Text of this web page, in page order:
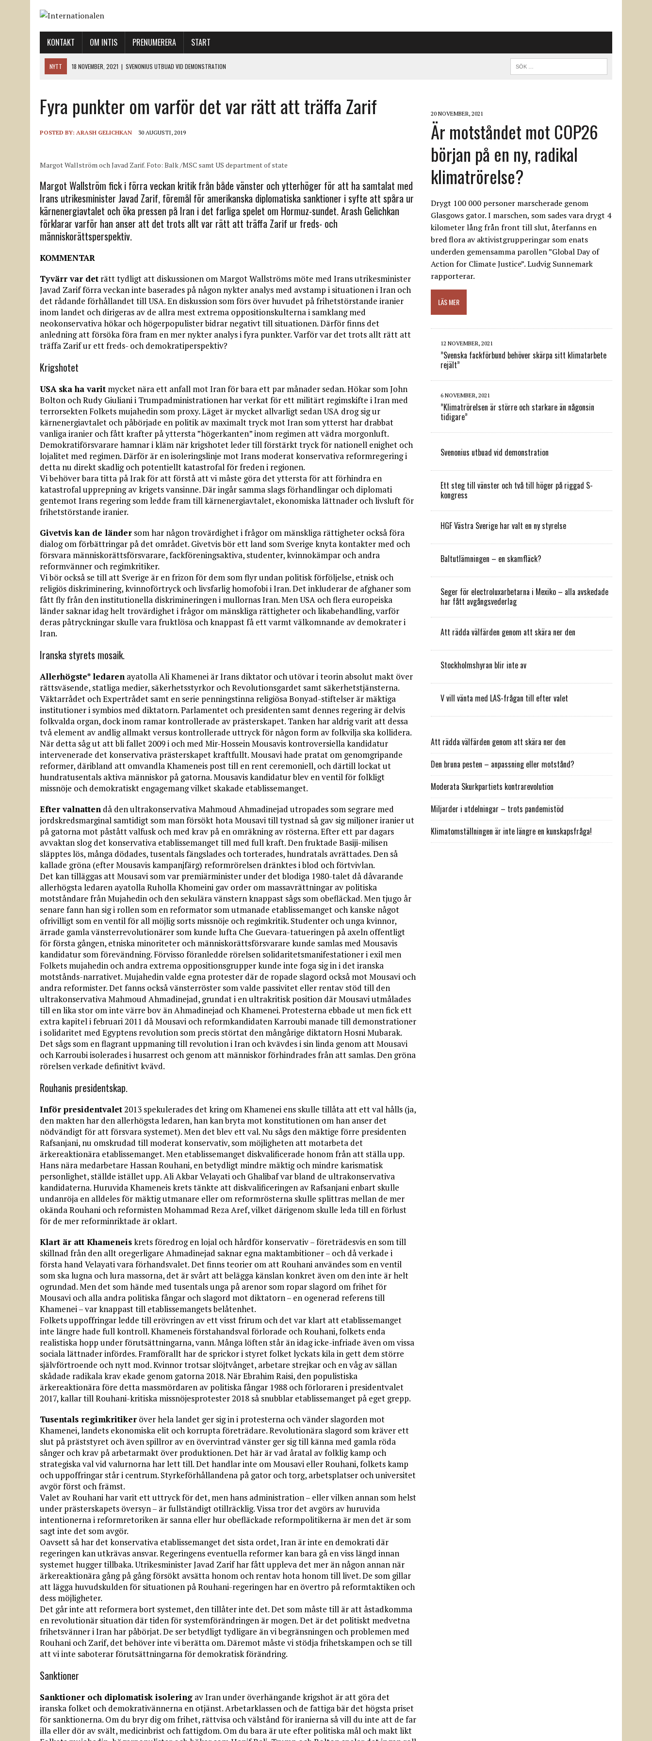
KONTAKT OM INTIS PRENUMERERA START
NYTT 18 NOVEMBER, 2021 | SVENONIUS UTBUAD VID DEMONSTRATION
|
ETT STEG TILL VÄNSTER OCH TVÅ TILL HÖGER PÅ RIGGAD S-KONGRESS
12 NOVEMBER, 2021 | NÄR DE DÖDA TAR SIG RÖST
12 NOVEMBER, 2021 | ”SVENSKA FACKFÖRBUND BEHÖVER SKÄRPA SITT KLIMATARBETE REJÄLT”
Fyra punkter om varför det var rätt att träffa Zarif
POSTED BY: ARASH GELICHKAN 30 AUGUSTI, 2019
Margot Wallström och Javad Zarif. Foto: Balk /MSC samt US department of state
Margot Wallström fick i förra veckan kritik från både vänster och ytterhöger för att ha samtalat med
Irans utrikesminister Javad Zarif, föremål för amerikanska diplomatiska sanktioner i syfte att spåra ur
kärnenergiavtalet och öka pressen på Iran i det farliga spelet om Hormuz-sundet. Arash Gelichkan
förklarar varför han anser att det trots allt var rätt att träffa Zarif ur freds- och
människorättsperspektiv.
KOMMENTAR
Tyvärr var det rätt tydligt att diskussionen om Margot Wallströms möte med Irans utrikesminister
Javad Zarif förra veckan inte baserades på någon nykter analys med avstamp i situationen i Iran och
det rådande förhållandet till USA. En diskussion som förs över huvudet på frihetstörstande iranier
inom landet och dirigeras av de allra mest extrema oppositionskulterna i samklang med
neokonservativa hökar och högerpopulister bidrar negativt till situationen. Därför finns det
anledning att försöka föra fram en mer nykter analys i fyra punkter. Varför var det trots allt rätt att
träffa Zarif ur ett freds- och demokratiperspektiv?
Krigshotet
USA ska ha varit mycket nära ett anfall mot Iran för bara ett par månader sedan. Hökar som John
Bolton och Rudy Giuliani i Trumpadministrationen har verkat för ett militärt regimskifte i Iran med
terrorsekten Folkets mujahedin som proxy. Läget är mycket allvarligt sedan USA drog sig ur
kärnenergiavtalet och påbörjade en politik av maximalt tryck mot Iran som ytterst har drabbat
vanliga iranier och fått krafter på yttersta ”högerkanten” inom regimen att vädra morgonluft.
Demokratiförsvarare hamnar i kläm när krigshotet leder till förstärkt tryck för nationell enighet och
lojalitet med regimen. Därför är en isoleringslinje mot Irans moderat konservativa reformregering i
detta nu direkt skadlig och potentiellt katastrofal för freden i regionen.
Vi behöver bara titta på Irak för att förstå att vi måste göra det yttersta för att förhindra en
katastrofal upprepning av krigets vansinne. Där ingår samma slags förhandlingar och diplomati
gentemot Irans regering som ledde fram till kärnenergiavtalet, ekonomiska lättnader och livsluft för
frihetstörstande iranier.
Givetvis kan de länder som har någon trovärdighet i frågor om mänskliga rättigheter också föra
dialog om förbättringar på det området. Givetvis bör ett land som Sverige knyta kontakter med och
försvara människorättsförsvarare, fackföreningsaktiva, studenter, kvinnokämpar och andra
reformvänner och regimkritiker.
Vi bör också se till att Sverige är en frizon för dem som flyr undan politisk förföljelse, etnisk och
religiös diskriminering, kvinnoförtryck och livsfarlig homofobi i Iran. Det inkluderar de afghaner som
fått fly från den institutionella diskrimineringen i mullornas Iran. Men USA och flera europeiska
länder saknar idag helt trovärdighet i frågor om mänskliga rättigheter och likabehandling, varför
deras påtryckningar skulle vara fruktlösa och knappast få ett varmt välkomnande av demokrater i
Iran.
Iranska styrets mosaik.
Allerhögste* ledaren ayatolla Ali Khamenei är Irans diktator och utövar i teorin absolut makt över
rättsväsende, statliga medier, säkerhetsstyrkor och Revolutionsgardet samt säkerhetstjänsterna.
Väktarrådet och Expertrådet samt en serie penningstinna religiösa Bonyad-stiftelser är mäktiga
institutioner i symbios med diktatorn. Parlamentet och presidenten samt dennes regering är delvis
folkvalda organ, dock inom ramar kontrollerade av prästerskapet. Tanken har aldrig varit att dessa
två element av andlig allmakt versus kontrollerade uttryck för någon form av folkvilja ska kollidera.
När detta såg ut att bli fallet 2009 i och med Mir-Hossein Mousavis kontroversiella kandidatur
intervenerade det konservativa prästerskapet kraftfullt. Mousavi hade pratat om genomgripande
reformer, däribland att omvandla Khameneis post till en rent ceremoniell, och därtill lockat ut
hundratusentals aktiva människor på gatorna. Mousavis kandidatur blev en ventil för folkligt
missnöje och demokratiskt engagemang vilket skakade etablissemanget.
Efter valnatten då den ultrakonservativa Mahmoud Ahmadinejad utropades som segrare med
jordskredsmarginal samtidigt som man försökt hota Mousavi till tystnad så gav sig miljoner iranier ut
på gatorna mot påstått valfusk och med krav på en omräkning av rösterna. Efter ett par dagars
avvaktan slog det konservativa etablissemanget till med full kraft. Den fruktade Basiji-milisen
släpptes lös, många dödades, tusentals fängslades och torterades, hundratals avrättades. Den så
kallade gröna (efter Mousavis kampanjfärg) reformrörelsen dränktes i blod och förtvivlan.
Det kan tilläggas att Mousavi som var premiärminister under det blodiga 1980-talet då dåvarande
allerhögsta ledaren ayatolla Ruholla Khomeini gav order om massavrättningar av politiska
motståndare från Mujahedin och den sekulära vänstern knappast sågs som obefläckad. Men tjugo år
senare fann han sig i rollen som en reformator som utmanade etablissemanget och kanske något
ofrivilligt som en ventil för all möjlig sorts missnöje och regimkritik. Studenter och unga kvinnor,
ärrade gamla vänsterrevolutionärer som kunde lufta Che Guevara-tatueringen på axeln offentligt
för första gången, etniska minoriteter och människorättsförsvarare kunde samlas med Mousavis
kandidatur som förevändning. Förvisso föranledde rörelsen solidaritetsmanifestationer i exil men
Folkets mujahedin och andra extrema oppositionsgrupper kunde inte foga sig in i det iranska
motstånds-narrativet. Mujahedin valde egna protester där de ropade slagord också mot Mousavi och
andra reformister. Det fanns också vänsterröster som valde passivitet eller rentav stöd till den
ultrakonservativa Mahmoud Ahmadinejad, grundat i en ultrakritisk position där Mousavi utmålades
till en lika stor om inte värre bov än Ahmadinejad och Khamenei. Protesterna ebbade ut men fick ett
extra kapitel i februari 2011 då Mousavi och reformkandidaten Karroubi manade till demonstrationer
i solidaritet med Egyptens revolution som precis störtat den mångårige diktatorn Hosni Mubarak.
Det sågs som en flagrant uppmaning till revolution i Iran och kvävdes i sin linda genom att Mousavi
och Karroubi isolerades i husarrest och genom att människor förhindrades från att samlas. Den gröna
rörelsen verkade definitivt kvävd.
Rouhanis presidentskap.
Inför presidentvalet2013 spekulerades det kring om Khamenei ens skulle tillåta att ett val hålls (ja,
den makten har den allerhögsta ledaren, han kan bryta mot konstitutionen om han anser det
nödvändigt för att försvara systemet). Men det blev ett val. Nu sågs den mäktige förre presidenten
Rafsanjani, nu omskrudad till moderat konservativ, som möjligheten att motarbeta det
ärkereaktionära etablissemanget. Men etablissemanget diskvalificerade honom från att ställa upp.
Hans nära medarbetare Hassan Rouhani, en betydligt mindre mäktig och mindre karismatisk
personlighet, ställde istället upp. Ali Akbar Velayati och Ghalibaf var bland de ultrakonservativa
kandidaterna. Huruvida Khameneis krets tänkte att diskvalificeringen av Rafsanjani enbart skulle
undanröja en alldeles för mäktig utmanare eller om reformrösterna skulle splittras mellan de mer
okända Rouhani och reformisten Mohammad Reza Aref, vilket därigenom skulle leda till en förlust
för de mer reforminriktade är oklart.
Klart är att Khameneiskrets föredrog en lojal och hårdför konservativ – företrädesvis en som till
skillnad från den allt oregerligare Ahmadinejad saknar egna maktambitioner – och då verkade i
första hand Velayati vara förhandsvalet. Det finns teorier om att Rouhani användes som en ventil
som ska lugna och lura massorna, det är svårt att belägga känslan konkret även om den inte är helt
ogrundad. Men det som hände med tusentals unga på arenor som ropar slagord om frihet för
Mousavi och alla andra politiska fångar och slagord mot diktatorn – en ogenerad referens till
Khamenei – var knappast till etablissemangets belåtenhet.
Folkets uppoffringar ledde till erövringen av ett visst frirum och det var klart att etablissemanget
inte längre hade full kontroll. Khameneis förstahandsval förlorade och Rouhani, folkets enda
realistiska hopp under förutsättningarna, vann. Många löften står än idag icke-infriade även om vissa
sociala lättnader infördes. Framförallt har de sprickor i styret folket lyckats kila in gett dem större
självförtroende och nytt mod. Kvinnor trotsar slöjtvånget, arbetare strejkar och en våg av sällan
skådade radikala krav ekade genom gatorna 2018. När Ebrahim Raisi, den populistiska
ärkereaktionära före detta massmördaren av politiska fångar 1988 och förloraren i presidentvalet
2017, kallar till Rouhani-kritiska missnöjesprotester 2018 så snubblar etablissemanget på eget grepp.
Tusentals regimkritiker över hela landet ger sig in i protesterna och vänder slagorden mot
Khamenei, landets ekonomiska elit och korrupta företrädare. Revolutionära slagord som kräver ett
slut på präststyret och även spillror av en övervintrad vänster ger sig till känna med gamla röda
sånger och krav på arbetarmakt över produktionen. Det här är vad åratal av folklig kamp och
strategiska val vid valurnorna har lett till. Det handlar inte om Mousavi eller Rouhani, folkets kamp
och uppoffringar står i centrum. Styrkeförhållandena på gator och torg, arbetsplatser och universitet
avgör först och främst.
Valet av Rouhani har varit ett uttryck för det, men hans administration – eller vilken annan som helst
under prästerskapets översyn – är fullständigt otillräcklig. Vissa tror det avgörs av huruvida
intentionerna i reformretoriken är sanna eller hur obefläckade reformpolitikerna är men det är som
sagt inte det som avgör.
Oavsett så har det konservativa etablissemanget det sista ordet, Iran är inte en demokrati där
regeringen kan utkrävas ansvar. Regeringens eventuella reformer kan bara gå en viss längd innan
systemet hugger tillbaka. Utrikesminister Javad Zarif har fått uppleva det mer än någon annan när
ärkereaktionära gång på gång försökt avsätta honom och rentav hota honom till livet. De som gillar
att lägga huvudskulden för situationen på Rouhani-regeringen har en övertro på reformtaktiken och
dess möjligheter.
Det går inte att reformera bort systemet, den tillåter inte det. Det som måste till är att åstadkomma
en revolutionär situation där tiden för systemförändringen är mogen. Det är det politiskt medvetna
frihetsvänner i Iran har påbörjat. De ser betydligt tydligare än vi begränsningen och problemen med
Rouhani och Zarif, det behöver inte vi berätta om. Däremot måste vi stödja frihetskampen och se till
att vi inte saboterar förutsättningarna för demokratisk förändring.
Sanktioner
Sanktioner och diplomatisk isolering av Iran under överhängande krigshot är att göra det
iranska folket och demokrativännerna en otjänst. Arbetarklassen och de fattiga bär det högsta priset
för sanktionerna. Om du bryr dig om frihet, rättvisa och välstånd för iranierna så vill du inte att de far
illa eller dör av svält, medicinbrist och fattigdom. Om du bara är ute efter politiska mål och makt likt
20 NOVEMBER, 2021
Är motståndet mot COP26
början på en ny, radikal
klimatrörelse?
Drygt 100 000 personer marscherade genom
Glasgows gator. I marschen, som sades vara drygt 4
kilometer lång från front till slut, återfanns en
bred flora av aktivistgrupperingar som enats
underden gemensamma parollen ”Global Day of
Action for Climate Justice”. Ludvig Sunnemark
rapporterar.
LÄS MER
12 NOVEMBER, 2021
”Svenska fackförbund behöver skärpa sitt klimatarbete
rejält”
6 NOVEMBER, 2021
”Klimatrörelsen är större och starkare än någonsin
tidigare”
Svenonius utbuad vid demonstration
Ett steg till vänster och två till höger på riggad S-
kongress
HGF Västra Sverige har valt en ny styrelse
Baltutlämningen – en skamfläck?
Seger för electroluxarbetarna i Mexiko – alla avskedade
har fått avgångsvederlag
Att rädda välfärden genom att skära ner den
Stockholmshyran blir inte av
V vill vänta med LAS-frågan till efter valet
Att rädda välfärden genom att skära ner den
Den bruna pesten – anpassning eller motstånd?
Moderata Skurkpartiets kontrarevolution
Miljarder i utdelningar – trots pandemistöd
Klimatomställningen är inte längre en kunskapsfråga!